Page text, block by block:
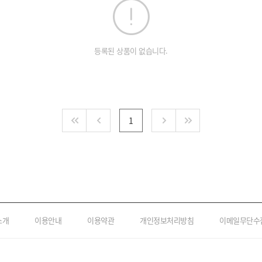
등록된 상품이 없습니다.
1
개 이용안내 이용약관 개인정보처리방침 이메일무단